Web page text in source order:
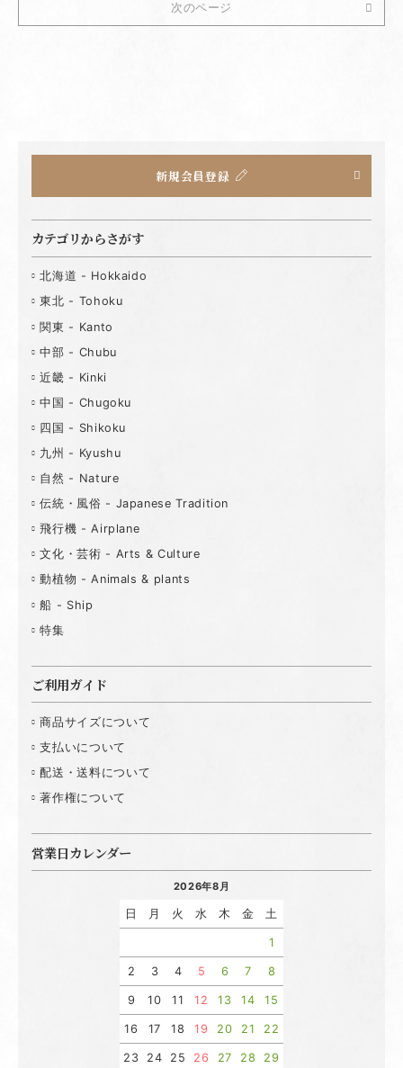
次のページ
新規会員登録
カテゴリからさがす
北海道 - Hokkaido
東北 - Tohoku
関東 - Kanto
中部 - Chubu
近畿 - Kinki
中国 - Chugoku
四国 - Shikoku
九州 - Kyushu
自然 - Nature
伝統・風俗 - Japanese Tradition
飛行機 - Airplane
文化・芸術 - Arts & Culture
動植物 - Animals & plants
船 - Ship
特集
ご利用ガイド
商品サイズについて
支払いについて
配送・送料について
著作権について
営業日カレンダー
2026年8月
日 月 火 水 木 金 土
1
2 3 4 5 6 7 8
9 10 11 12 13 14 15
16 17 18 19 20 21 22
23 24 25 26 27 28 29